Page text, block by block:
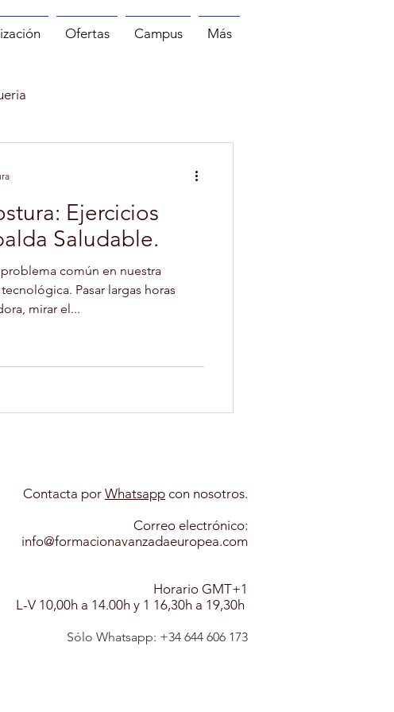
Ofertas Campus Más
PSICOLOGIA INFANTIL
CANINA
Ejercicios
Saludable.
común en nuestra
Pasar largas horas
mirar el...
Contacta por Whatsapp​ con nosotros.
Correo electrónico:
info@formacionavanzadaeuropea.com
Horario GMT+1
L-V 10,00h a 14.00h y 1 16,30h a 19,30h
Sólo Whatsapp: +34 644 606 173